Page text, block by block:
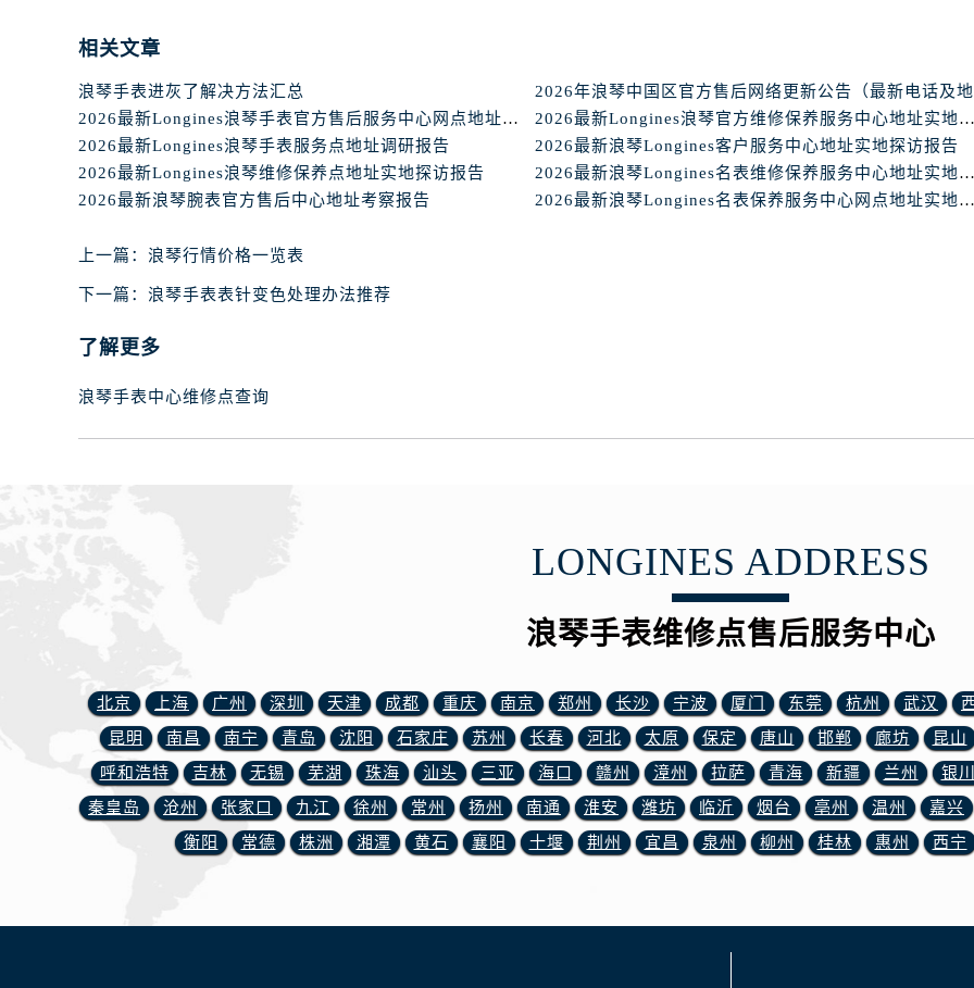
相关文章
浪琴手表进灰了解决方法汇总
2026最新Longines浪琴手表官方售后服务中心网点地址考察报告
2026最新Longines浪琴官方维修保养服务中心地址实地探访报告
2026最新Longines浪琴手表服务点地址调研报告
2026最新浪琴Longines客户服务中心地址实地探访报告
2026最新Longines浪琴维修保养点地址实地探访报告
2026最新浪琴Longines名表维修保养服务中心地址实地探访报告
2026最新浪琴腕表官方售后中心地址考察报告
2026最新浪琴Longines名表保养服务中心网点地址实地探访报告
上一篇： 浪琴行情价格一览表
下一篇： 浪琴手表表针变色处理办法推荐
了解更多
浪琴手表中心维修点查询
LONGINES ADDRESS
浪琴手表维修点售后服务中心
北京 上海 广州 深圳 天津 成都 重庆 南京 郑州 长沙 宁波 厦门 东莞 杭州 武汉
昆明
南昌 南宁 青岛 沈阳 石家庄 苏州 长春 河北 太原 保定 唐山 邯郸 廊坊
昆山
呼和浩特
吉林 无锡 芜湖 珠海 汕头 三亚 海口 赣州 漳州 拉萨 青海 新疆 兰州
银
秦皇岛
沧州 张家口 九江 徐州 常州 扬州 南通 淮安 潍坊 临沂 烟台 亳州 温州
嘉兴
衡阳
常德 株洲 湘潭 黄石 襄阳 十堰 荆州 宜昌 泉州 柳州 桂林 惠州 西宁